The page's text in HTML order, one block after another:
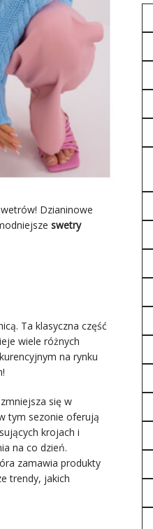
Dzianinowe
swetry
Ta klasyczna część
wiele różnych
na rynku
się w
tym sezonie oferują
krojach i
na co dzień.
zamawia produkty
trendy, jakich